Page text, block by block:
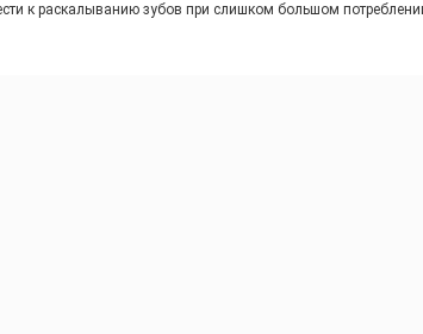
к раскалыванию зубов при слишком большом